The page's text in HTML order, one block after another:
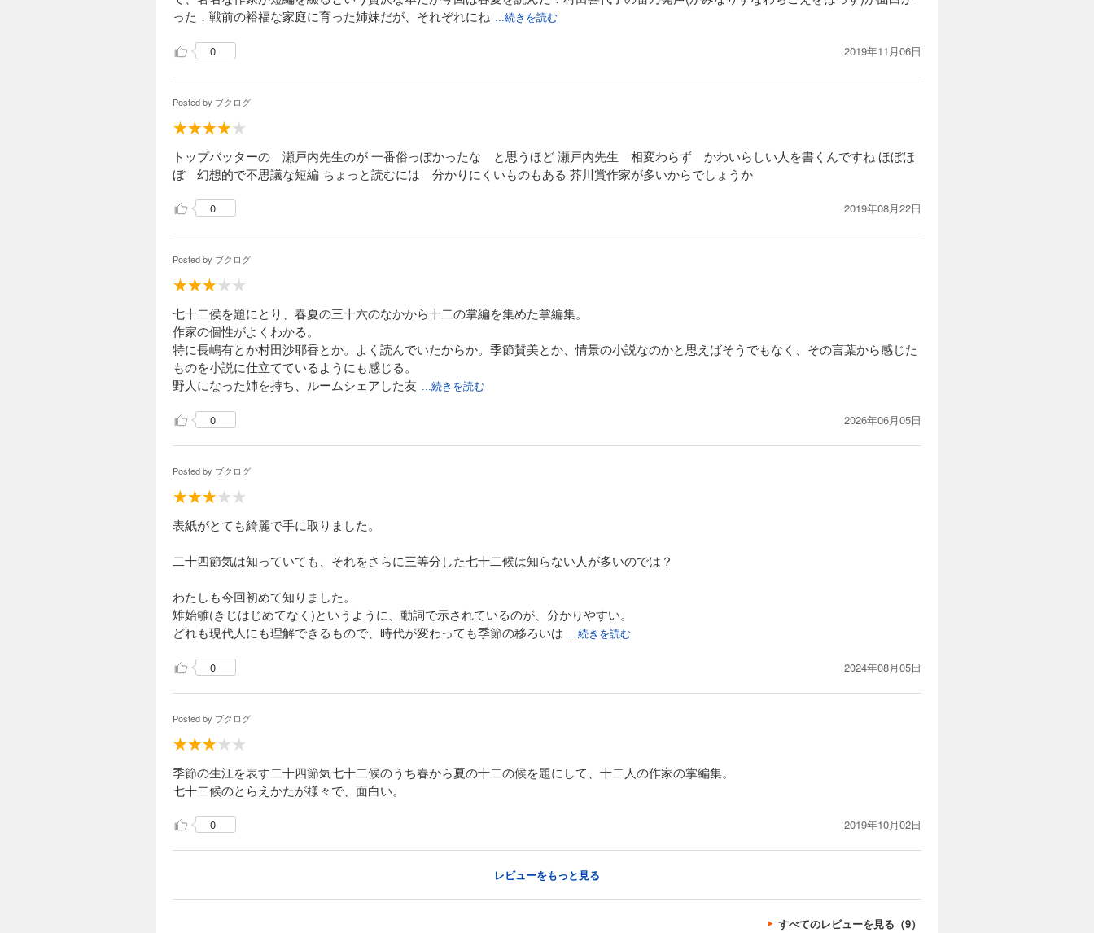
った．戦前の裕福な家庭に育った姉妹だが、それぞれにね
...続きを読む
0 2019年11月06日
Posted by ブクログ
トップバッターの 瀬戸内先生のが 一番俗っぽかったな と思うほど 瀬戸内先生 相変わらず かわいらしい人を書くんですね ほぼほ
ぼ 幻想的で不思議な短編 ちょっと読むには 分かりにくいものもある 芥川賞作家が多いからでしょうか
0 2019年08月22日
Posted by ブクログ
七十二侯を題にとり、春夏の三十六のなかから十二の掌編を集めた掌編集。
作家の個性がよくわかる。
特に長嶋有とか村田沙耶香とか。よく読んでいたからか。季節賛美とか、情景の小説なのかと思えばそうでもなく、その言葉から感じた
ものを小説に仕立てているようにも感じる。
野人になった姉を持ち、ルームシェアした友
...続きを読む
0 2026年06月05日
Posted by ブクログ
表紙がとても綺麗で手に取りました。
二十四節気は知っていても、それをさらに三等分した七十二候は知らない人が多いのでは？
わたしも今回初めて知りました。
雉始雊(きじはじめてなく)というように、動詞で示されているのが、分かりやすい。
どれも現代人にも理解できるもので、時代が変わっても季節の移ろいは
...続きを読む
0 2024年08月05日
Posted by ブクログ
季節の生江を表す二十四節気七十二候のうち春から夏の十二の候を題にして、十二人の作家の掌編集。
七十二候のとらえかたが様々で、面白い。
0 2019年10月02日
レビューをもっと見る
すべてのレビューを見る（9）